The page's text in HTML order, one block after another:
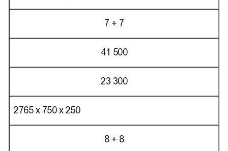
7 + 7
41 500
23 300
2765 х 750 х 250
8 + 8